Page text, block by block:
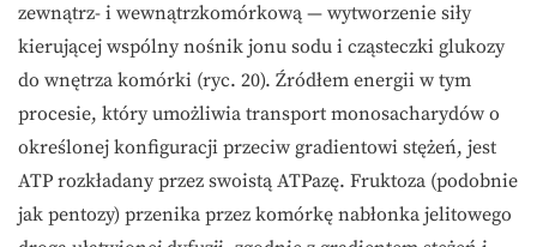
zewnątrz- i wewnątrzkomórkową — wytworzenie siły
kierującej wspólny nośnik jonu sodu i cząsteczki glukozy
do wnętrza komórki (ryc. 20). Źródłem energii w tym
procesie, który umożliwia transport monosacharydów o
określonej konfiguracji przeciw gradientowi stężeń, jest
ATP rozkładany przez swoistą ATPazę. Fruktoza (podobnie
jak pentozy) przenika przez komórkę nabłonka jelitowego